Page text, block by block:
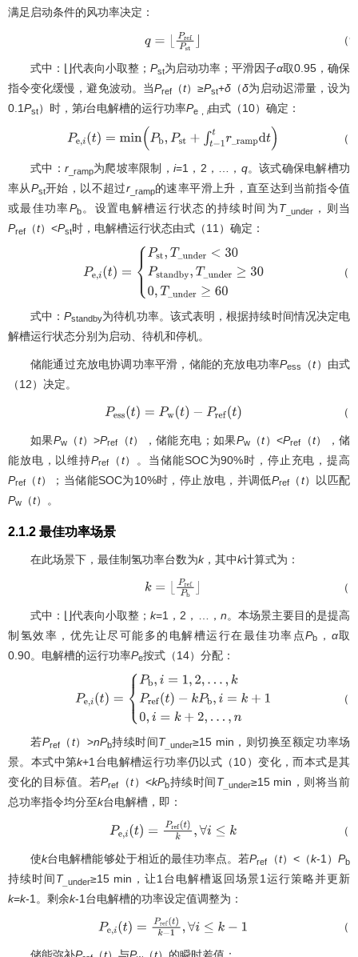
满足启动条件的风功率决定：
q=⌊Pre （
式中：⌊⌋代表向小取整； Pst为启动功率；平滑因子α取0.95，确保
指令变化缓慢，避免波动。当Pref（t）≥Pst+δ （δ为启动迟滞量，设为
0.1Pst）时，第i台电解槽的运行功率Pe， i由式（10）确定：
Pe ,i(t )=min( Pb,Pst+ ∫t− 1tr_rampdt) （
式中： r _ramp为爬坡率限制， i=1，2，…， q。该式确保电解槽功
率从Pst开始，以不超过r _ramp的速率平滑上升，直至达到当前指令值
或最佳功率Pb。设置电解槽运行状态的持续时间为T _under，则当
Pref （t）<Pst时，电解槽运行状态由式（11）确定：
Pe,i( )=
er<30Pstan dby ,T_
（
式中：Pstandby为待机功率。该式表明，根据持续时间情况决定电
解槽运行状态分别为启动、待机和停机。
储能通过充放电协调功率平滑，储能的充放电功率Pess （t）由式
（12）决定。
Pe ss( )=Pw(t )−Pref(t) （
如果Pw（t）>Pref （t），储能充电；如果Pw（t）<Pref （t），储
能放电，以维持Pref（t）。当储能SOC为90%时，停止充电，提高
Pref （t）；当储能SOC为10%时，停止放电，并调低Pref（t）以匹配
Pw （t）。
2.1.2 最佳功率场景
在此场景下，最佳制氢功率台数为k，其中k计算式为：
k=⌊Pre （
式中：⌊⌋代表向小取整；k=1，2，…， n。本场景主要目的是提高
制氢效率，优先让尽可能多的电解槽运行在最佳功率点Pb ， α取
0.90。电解槽的运行功率Pe按式（14）分配：
Pe ,i t)={Pb,i =1 2,…,kPre f(t )
Pb,i= k +1 0,i =k +2 … , n
（
若Pref（t）>nPb持续时间T _under≥15 min，则切换至额定功率场
景。本式中第k+1台电解槽运行功率仍以式（10）变化，而本式是其
变化的目标值。若Pref （t）<kPb持续时间T under≥15 min，则将当前
总功率指令均分至k台电解槽，即：
Pe ,i(t =Pref(t k,∀i≤ k （
使k台电解槽能够处于相近的最佳功率点。若Pref （t）<（k-1）Pb
持续时间T under≥15 min，让1台电解槽返回场景1运行策略并更新
k=k-1。剩余k-1台电解槽的功率设定值调整为：
Pe ,i(t =Pref(t )k− 1,∀i≤ k− 1 （